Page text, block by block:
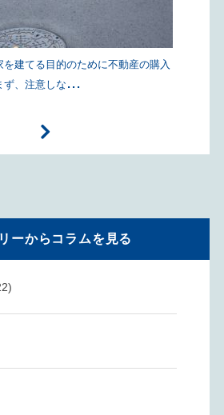
建てる目的のために不動産の購入
ず、注意しな...
ーからコラムを見る